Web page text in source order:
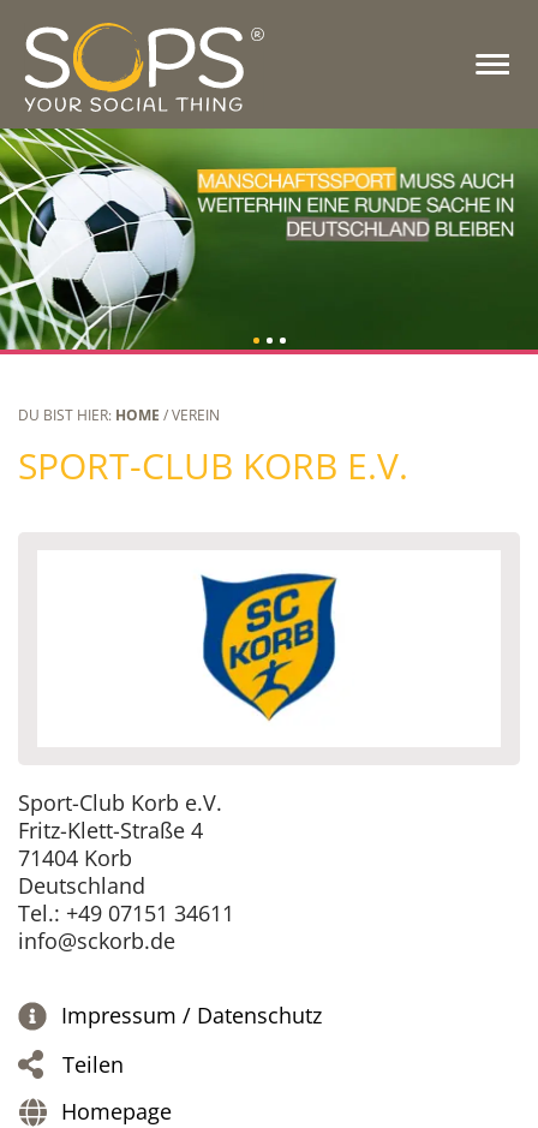
DU BIST HIER: HOME / VEREIN
SPORT-CLUB KORB E.V.
Sport-Club Korb e.V.
Fritz-Klett-Straße 4
71404 Korb
Deutschland
Tel.: +49 07151 34611
info@sckorb.de
Impressum / Datenschutz
Teilen
Homepage